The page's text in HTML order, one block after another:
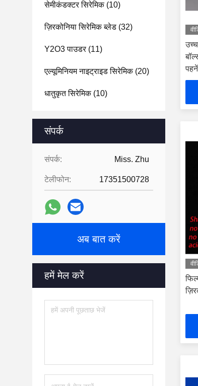
सेमीकंडक्टर सिरेमिक(10)
ज़िरकोनिया सिरेमिक ब्लेड (32)
Y2O3 पाउडर(11)
एल्यूमिनियम नाइट्राइड सिरेमिक(20)
धातुकृत सिरेमिक(10)
संपर्क
संपर्क: Miss. Zhu
टेलीफोन: 17351500728
अब बात करें
हमें मेल करें
पहनें